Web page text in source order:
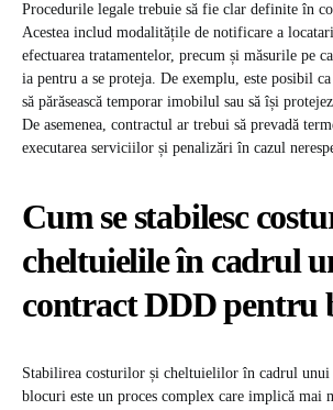
Procedurile legale trebuie să fie clar definite în
Acestea includ modalitățile de notificare a
efectuarea tratamentelor, precum și măsurile pe
ia pentru a se proteja. De exemplu, este posibil
să părăsească temporar imobilul sau să își
De asemenea, contractul ar trebui să prevadă
executarea serviciilor și penalizări în cazul
Cum se stabilesc
cheltuielile în cadrul
contract DDD pentru
Stabilirea costurilor și cheltuielilor în cadrul
blocuri este un proces complex care implică